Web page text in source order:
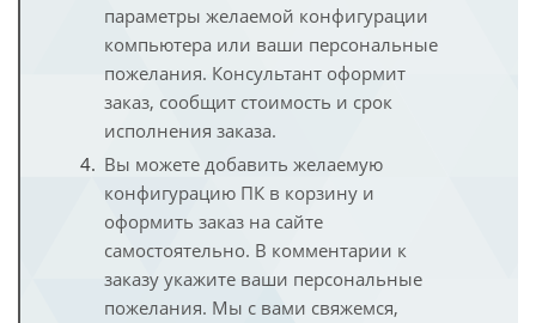
параметры желаемой конфигурации
компьютера или ваши персональные
пожелания. Консультант оформит
заказ, сообщит стоимость и срок
исполнения заказа.
Вы можете добавить желаемую
конфигурацию ПК в корзину и
оформить заказ на сайте
самостоятельно. В комментарии к
заказу укажите ваши персональные
пожелания. Мы с вами свяжемся,